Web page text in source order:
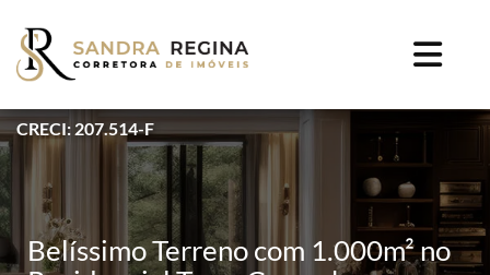
CRECI: 207.514-F
Belíssimo Terreno com 1.000m² no